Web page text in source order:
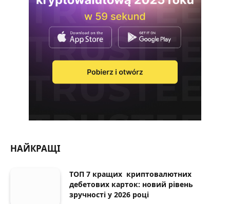
НАЙКРАЩІ
ТОП 7 кращих криптовалютних
дебетових карток: новий рівень
зручності у 2026 році